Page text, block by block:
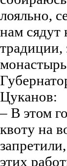
лояльно,
нам сядут
Цуканов:
– В этом
квоту на
этих